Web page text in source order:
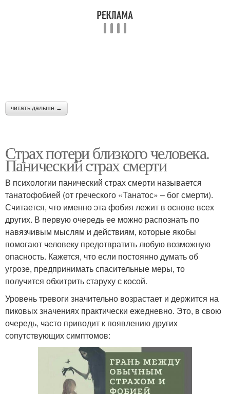
читать дальше →
Страх потери близкого человека.
Панический страх смерти
В психологии панический страх смерти называется
танатофобией (от греческого «Танатос» – бог смерти).
Считается, что именно эта фобия лежит в основе всех
других. В первую очередь ее можно распознать по
навязчивым мыслям и действиям, которые якобы
помогают человеку предотвратить любую возможную
опасность. Кажется, что если постоянно думать об
угрозе, предпринимать спасительные меры, то
получится обхитрить старуху с косой.
Уровень тревоги значительно возрастает и держится на
пиковых значениях практически ежедневно. Это, в свою
очередь, часто приводит к появлению других
сопутствующих симптомов: